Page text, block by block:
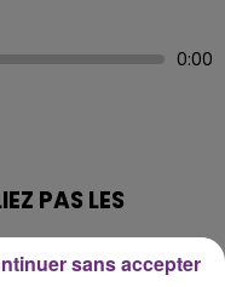
0:00
PAS LES
sans accepter